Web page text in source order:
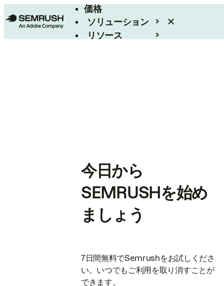
価格
ソリューション
リソース
今日から
SEMRUSHを始め
ましょう
7日間無料でSemrushをお試しくださ
い。いつでもご利用を取り消すことが
できます。